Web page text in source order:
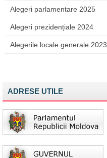
Alegeri parlamentare 2025
Alegeri prezidențiale 2024
Alegerile locale generale 2023
ADRESE UTILE